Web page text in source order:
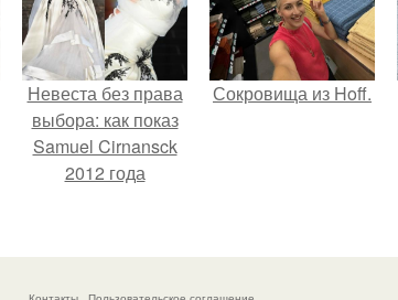
Невеста без права
выбора: как показ
Samuel Cirnansck
2012 года
принуждения.
Сокровища из Hoff.